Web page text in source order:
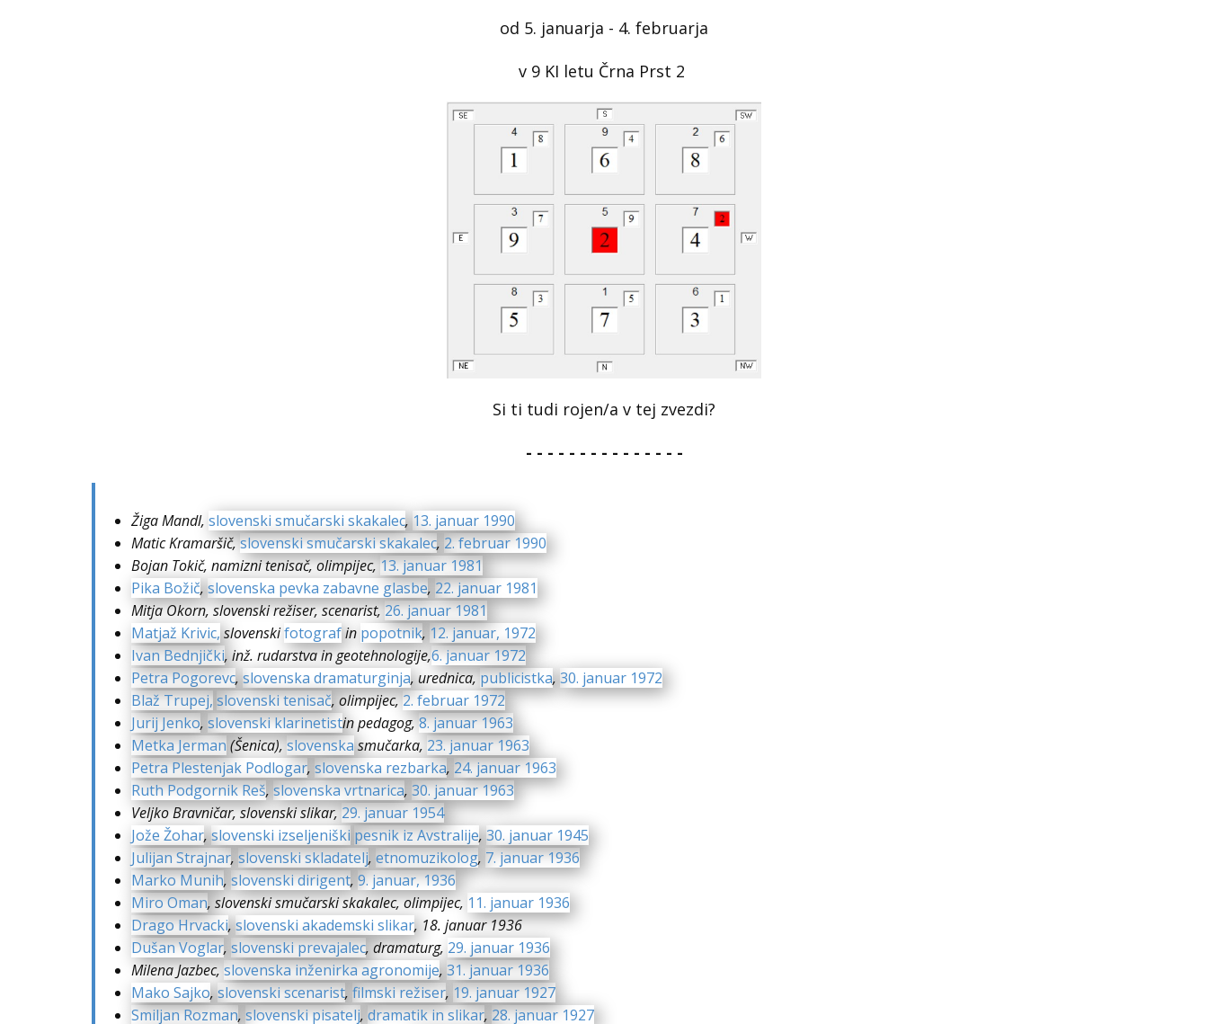
od 5. januarja - 4. februarja
v 9 KI letu Črna Prst 2
Si ti tudi rojen/a v tej zvezdi?
- - - - - - - - - - - - - - -
Žiga Mandl, slovenski smučarski skakalec,13. januar 1990
Matic Kramaršič,slovenski smučarski skakalec, 2. februar 1990
Bojan Tokič, namizni tenisač, olimpijec,13. januar 1981
Pika Božič, slovenska pevka zabavne glasbe, 22. januar 1981
Mitja Okorn, slovenski režiser, scenarist,26. januar 1981
Matjaž Krivic,slovenskifotografin popotnik, 12. januar, 1972
Ivan Bednjički, inž. rudarstva in geotehnologije,6. januar 1972
Petra Pogorevc,slovenska dramaturginja, urednica,publicistka, 30. januar 1972
Blaž Trupej,slovenski tenisač, olimpijec,2. februar 1972
Jurij Jenko, slovenski klarinetistin pedagog,8. januar 1963
Metka Jerman(Šenica),slovenska smučarka, 23. januar 1963
Petra Plestenjak Podlogar, slovenska rezbarka, 24. januar 1963
Ruth Podgornik Reš, slovenska vrtnarica, 30. januar 1963
Veljko Bravničar, slovenski slikar,29. januar 1954
Jože Žohar,slovenski izseljeniški pesnik iz Avstralije,30. januar 1945
Julijan Strajnar, slovenski skladatelj, etnomuzikolog, 7. januar 1936
Marko Munih, slovenski dirigent, 9. januar, 1936
Miro Oman, slovenski smučarski skakalec, olimpijec, 11. januar 1936
Drago Hrvacki,slovenski akademski slikar, 18. januar 1936
Dušan Voglar, slovenski prevajalec, dramaturg, 29. januar 1936
Milena Jazbec, slovenska inženirka agronomije, 31. januar 1936
Mako Sajko,slovenski scenarist, filmski režiser, 19. januar 1927
Smiljan Rozman, slovenski pisatelj, dramatik in slikar, 28. januar 1927